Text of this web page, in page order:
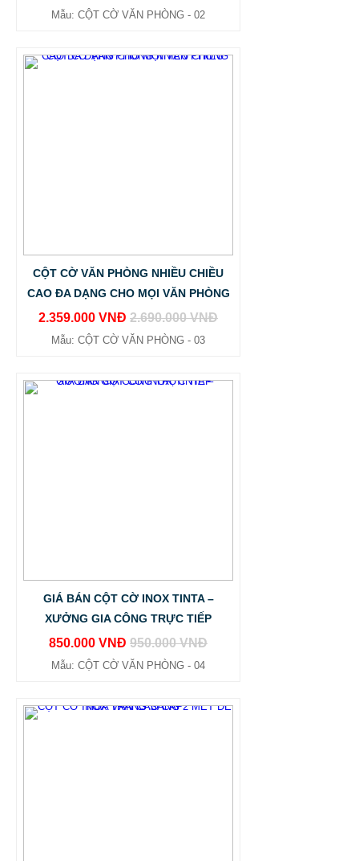
Mẫu: CỘT CỜ VĂN PHÒNG - 02
CỘT CỜ VĂN PHÒNG NHIỀU CHIỀU
CAO ĐA DẠNG CHO MỌI VĂN PHÒNG
2.359.000 VNĐ 2.690.000 VNĐ
Mẫu: CỘT CỜ VĂN PHÒNG - 03
GIÁ BÁN CỘT CỜ INOX TINTA –
XƯỞNG GIA CÔNG TRỰC TIẾP
850.000 VNĐ 950.000 VNĐ
Mẫu: CỘT CỜ VĂN PHÒNG - 04